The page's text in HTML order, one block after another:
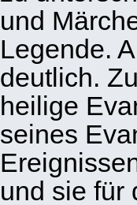
und
Legende.
deutlich.
heilige
seines
und sie für